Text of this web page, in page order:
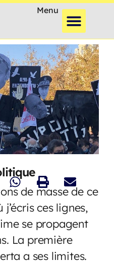
Menu
de masse de ce
j’écris ces lignes,
se propagent
La première
a ses limites.